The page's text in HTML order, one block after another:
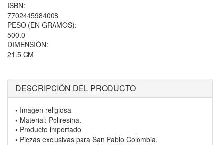
ISBN:
7702445984008
PESO (EN GRAMOS):
500.0
DIMENSIÓN:
21.5 CM
DESCRIPCIÓN DEL PRODUCTO
• Imagen religiosa
• Material: Poliresina.
• Producto importado.
• Piezas exclusivas para San Pablo Colombia.